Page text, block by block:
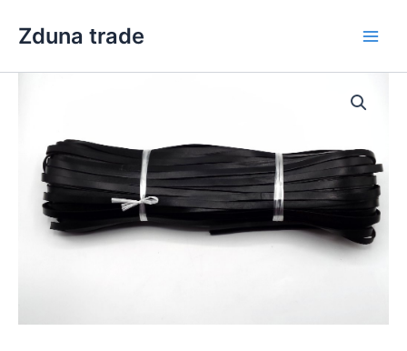
Zduna trade